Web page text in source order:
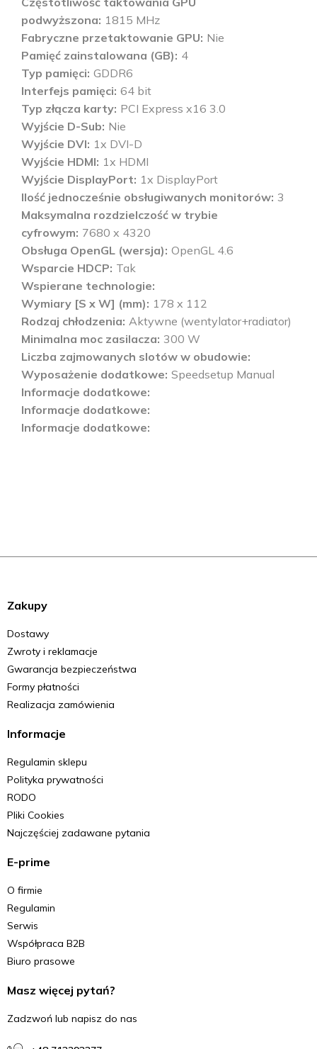
podwyższona 1815 MHz
Fabryczne przetaktowanie GPU Nie
Pamięć zainstalowana (GB) 4
Typ pamięci GDDR6
Interfejs pamięci 64 bit
Typ złącza karty PCI Express x16 3.0
Wyjście D-Sub Nie
Wyjście DVI 1x DVI-D
Wyjście HDMI 1x HDMI
Wyjście DisplayPort 1x DisplayPort
Ilość jednocześnie obsługiwanych monitorów 3
Maksymalna rozdzielczość w trybie
cyfrowym 7680 x 4320
Obsługa OpenGL (wersja) OpenGL 4.6
Wsparcie HDCP Tak
Wspierane technologie
Wymiary [S x W] (mm)
178 x 112
Rodzaj chłodzenia Aktywne (wentylator+radiator)
Minimalna moc zasilacza 300 W
Liczba zajmowanych slotów w obudowie
Wyposażenie dodatkowe Speedsetup Manual
Informacje dodatkowe
Informacje dodatkowe
Informacje dodatkowe
Zakupy
Dostawy
Zwroty i reklamacje
Gwarancja bezpieczeństwa
Formy płatności
Realizacja zamówienia
Informacje
Regulamin sklepu
Polityka prywatności
RODO
Pliki Cookies
Najczęściej zadawane pytania
E-prime
O firmie
Regulamin
Serwis
Współpraca B2B
Biuro prasowe
Masz więcej pytań?
Zadzwoń lub napisz do nas